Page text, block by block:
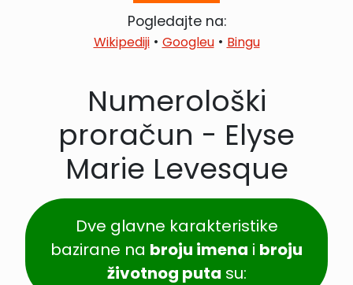
Pogledajte na:
Wikipediji• Googleu• Bingu
Numerološki
proračun - Elyse
Marie Levesque
Dve glavne karakteristike
bazirane na broju imena i broju
životnog puta su: